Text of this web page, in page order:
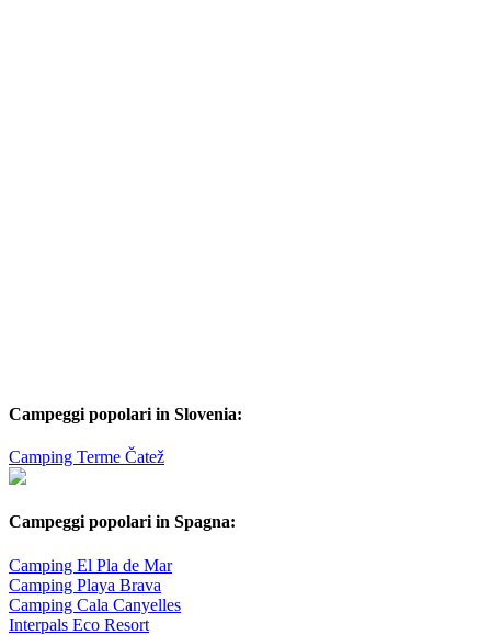
Campeggi popolari in Slovenia:
Camping Terme Čatež
Campeggi popolari in Spagna:
Camping El Pla de Mar
Camping Playa Brava
Camping Cala Canyelles
Interpals Eco Resort